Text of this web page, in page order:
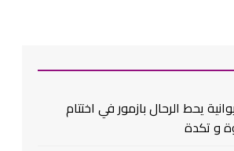
يحط الرحال بازمور في اختتام
و تكدة